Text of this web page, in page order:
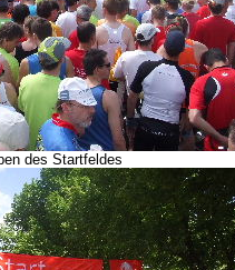
des Startfeldes